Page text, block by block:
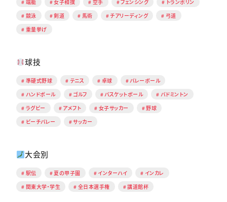
端艇 女子相撲 空手 フェンシング
トランポリン
競泳
剣道 馬術 チアリーディング
弓道
重量挙げ
球技
準硬式野球 テニス 卓球
バレーボール
ハンドボール
ゴルフ バスケットボール
バドミントン
ラグビー
アメフト 女子サッカー
野球
ビーチバレー
サッカー
大会別
駅伝 夏の甲子園 インターハイ
インカレ
関東大学・学生
全日本選手権 講道館杯